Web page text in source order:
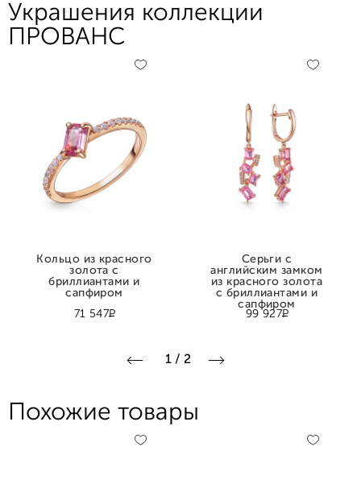
Украшения коллекции
ПРОВАНС
71 547Р
Кольцо из красного
золота с
бриллиантами и
сапфиром
99 927Р
Серьги с
английским замком
из красного золота
с бриллиантами и
сапфиром
1 / 2
Похожие товары